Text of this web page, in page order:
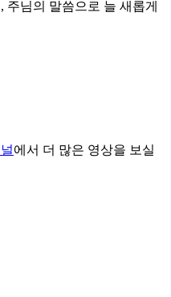
주님의 말씀으로 늘 새롭게
에서 더 많은 영상을 보실